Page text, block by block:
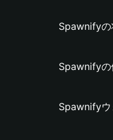
Spawnifyの
Spawnifyの
Spawnifyウ